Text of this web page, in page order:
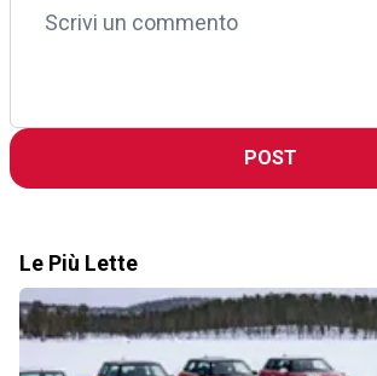
POST
Le Più Lette